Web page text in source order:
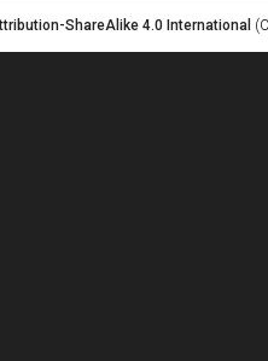
ShareAlike 4.0 International